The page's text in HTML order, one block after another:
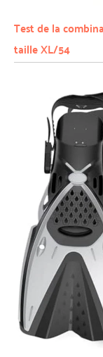
Test de la
taille XL/54